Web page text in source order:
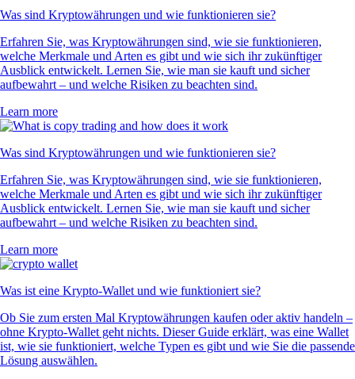
Was sind Kryptowährungen und wie funktionieren sie?
Erfahren Sie, was Kryptowährungen sind, wie sie funktionieren,
welche Merkmale und Arten es gibt und wie sich ihr zukünftiger
Ausblick entwickelt. Lernen Sie, wie man sie kauft und sicher
aufbewahrt – und welche Risiken zu beachten sind.
Learn more
Was sind Kryptowährungen und wie funktionieren sie?
Erfahren Sie, was Kryptowährungen sind, wie sie funktionieren,
welche Merkmale und Arten es gibt und wie sich ihr zukünftiger
Ausblick entwickelt. Lernen Sie, wie man sie kauft und sicher
aufbewahrt – und welche Risiken zu beachten sind.
Learn more
Was ist eine Krypto-Wallet und wie funktioniert sie?
Ob Sie zum ersten Mal Kryptowährungen kaufen oder aktiv handeln –
ohne Krypto-Wallet geht nichts. Dieser Guide erklärt, was eine Wallet
ist, wie sie funktioniert, welche Typen es gibt und wie Sie die passende
Lösung auswählen.